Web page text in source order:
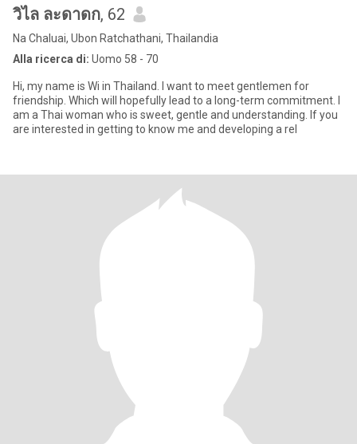
วิไล ละดาดก, 62
Na Chaluai, Ubon Ratchathani, Thailandia
Alla ricerca di: Uomo 58 - 70
Hi, my name is Wi in Thailand. I want to meet gentlemen for
friendship. Which will hopefully lead to a long-term commitment. I
am a Thai woman who is sweet, gentle and understanding. If you
are interested in getting to know me and developing a rel